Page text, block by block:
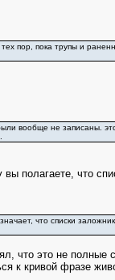
пор, пока трупы и
вообще не записаны.
полагаете, что
что списки
что это не полные
к кривой фразе